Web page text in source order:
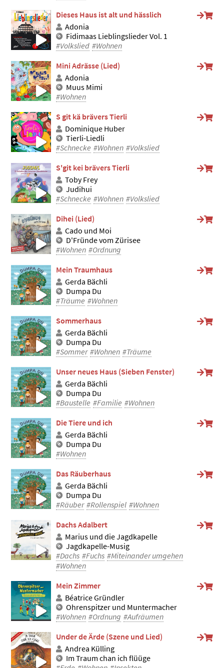
Dieses Haus ist alt und hässlich
Adonia
Fidimaas Lieblingslieder Vol. 1
#Volkslied #Wohnen
Mini Adrässe (Lied)
Adonia
Muus Mimi
#Wohnen
S git kä brävers Tierli
Dominique Huber
Tierli-Liedli
#Schnecke #Wohnen #Volkslied
S'git kei brävers Tierli
Toby Frey
Judihui
#Schnecke #Wohnen #Volkslied
Dihei (Lied)
Cado und Moi
D'Fründe vom Zürisee
#Wohnen #Ordnung
Mein Traumhaus
Gerda Bächli
Dumpa Du
#Träume #Wohnen
Sommerhaus
Gerda Bächli
Dumpa Du
#Sommer #Wohnen #Träume
Unser neues Haus (Sieben Fenster)
Gerda Bächli
Dumpa Du
#Baustelle #Familie #Wohnen
Die Tiere und ich
Gerda Bächli
Dumpa Du
#Wohnen
Das Räuberhaus
Gerda Bächli
Dumpa Du
#Räuber #Rollenspiel #Wohnen
Dachs Adalbert
Marius und die Jagdkapelle
Jagdkapelle-Musig
#Dachs #Fuchs #Miteinander umgehen
#Wohnen
Mein Zimmer
Béatrice Gründler
Ohrenspitzer und Muntermacher
#Wohnen #Ordnung #Aufräumen
Under de Ärde (Szene und Lied)
Andrea Külling
Im Traum chan ich flüüge